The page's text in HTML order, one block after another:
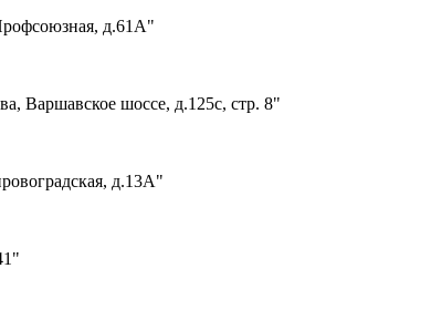
д.61А"
Варшавское шоссе, д.125с, стр. 8"
д.13А"